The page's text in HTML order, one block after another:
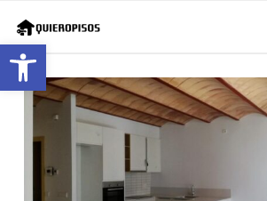
Abrir barra de herramientas